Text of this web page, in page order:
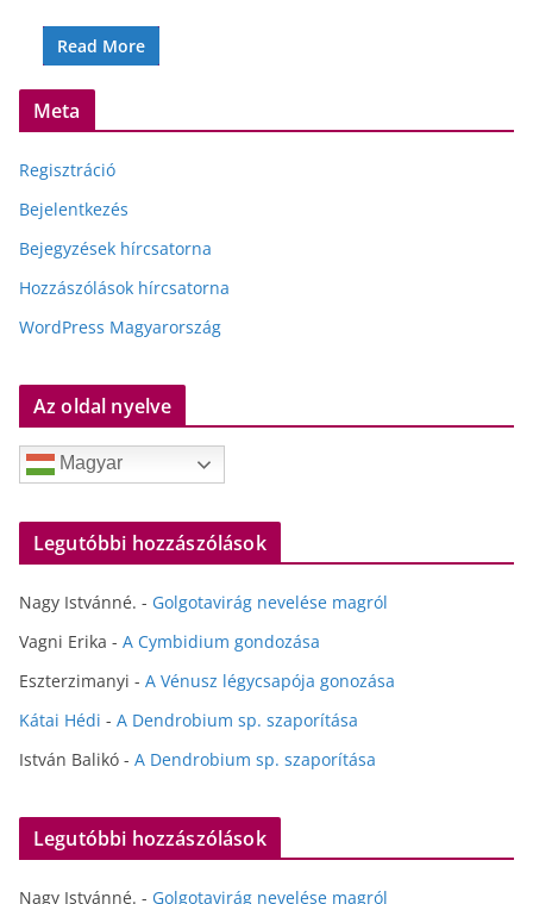
Read More
Meta
Regisztráció
Bejelentkezés
Bejegyzések hírcsatorna
Hozzászólások hírcsatorna
WordPress Magyarország
Az oldal nyelve
Magyar
Legutóbbi hozzászólások
Nagy Istvánné. - Golgotavirág nevelése magról
Vagni Erika - A Cymbidium gondozása
Eszterzimanyi - A Vénusz légycsapója gonozása
Kátai Hédi - A Dendrobium sp. szaporítása
István Balikó - A Dendrobium sp. szaporítása
Legutóbbi hozzászólások
Nagy Istvánné. - Golgotavirág nevelése magról